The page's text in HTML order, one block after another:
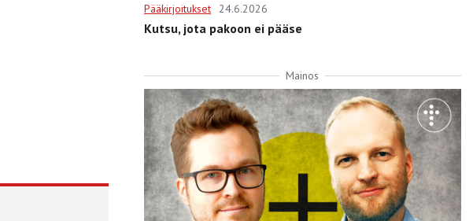
Pääkirjoitukset 24.6.2026
Kutsu, jota pakoon ei pääse
Mainos